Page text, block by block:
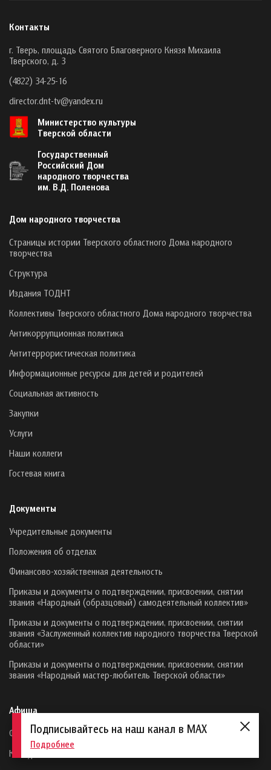
Контакты
г. Тверь, площадь Святого Благоверного Князя Михаила
Тверского, д. 3
(4822) 34-25-16
director.dnt-tv@yandex.ru
Министерство культуры
Тверской области
Государственный
Российский Дом
народного творчества
им. В.Д. Поленова
Дом народного творчества
Страницы истории Тверского областного Дома народного
творчества
Структура
Издания ТОДНТ
Коллективы Тверского областного Дома народного творчества
Антикоррупционная политика
Антитеррористическая политика
Информационные ресурсы для детей и родителей
Социальная активность
Закупки
Услуги
Наши коллеги
Гостевая книга
Документы
Учредительные документы
Положения об отделах
Финансово-хозяйственная деятельность
Приказы и документы о подтверждении, присвоении, снятии
звания «Народный (образцовый) самодеятельный коллектив»
Приказы и документы о подтверждении, присвоении, снятии
звания «Заслуженный коллектив народного творчества Тверской
области»
Приказы и документы о подтверждении, присвоении, снятии
звания «Народный мастер-любитель Тверской области»
Афиша
Фестивали
Конкурсы
Подписывайтесь на наш канал в MAX
Подробнее